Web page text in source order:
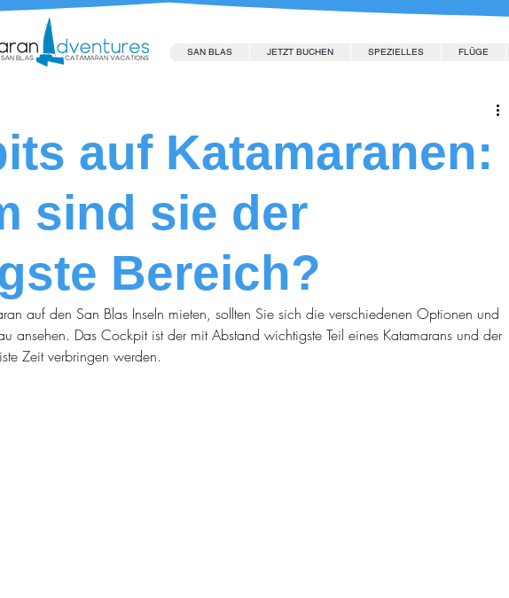
SAN BLAS JETZT BUCHEN SPEZIELLES FLÜGE
auf Katamaranen:
sind sie der
Bereich?
auf den San Blas Inseln mieten, sollten Sie sich die verschiedenen Optionen und
ansehen. Das Cockpit ist der mit Abstand wichtigste Teil eines Katamarans und der
Zeit verbringen werden.